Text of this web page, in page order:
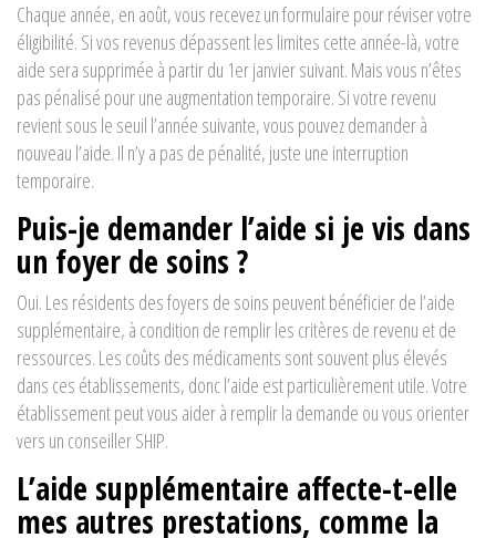
Chaque année, en août, vous recevez un formulaire pour réviser votre
éligibilité. Si vos revenus dépassent les limites cette année-là, votre
aide sera supprimée à partir du 1er janvier suivant. Mais vous n’êtes
pas pénalisé pour une augmentation temporaire. Si votre revenu
revient sous le seuil l’année suivante, vous pouvez demander à
nouveau l’aide. Il n’y a pas de pénalité, juste une interruption
temporaire.
Puis-je demander l’aide si je vis dans
un foyer de soins ?
Oui. Les résidents des foyers de soins peuvent bénéficier de l’aide
supplémentaire, à condition de remplir les critères de revenu et de
ressources. Les coûts des médicaments sont souvent plus élevés
dans ces établissements, donc l’aide est particulièrement utile. Votre
établissement peut vous aider à remplir la demande ou vous orienter
vers un conseiller SHIP.
L’aide supplémentaire affecte-t-elle
mes autres prestations, comme la